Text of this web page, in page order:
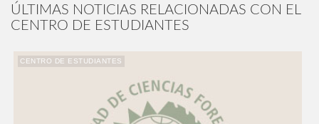
ÚLTIMAS NOTICIAS RELACIONADAS CON EL
CENTRO DE ESTUDIANTES
CENTRO DE ESTUDIANTES